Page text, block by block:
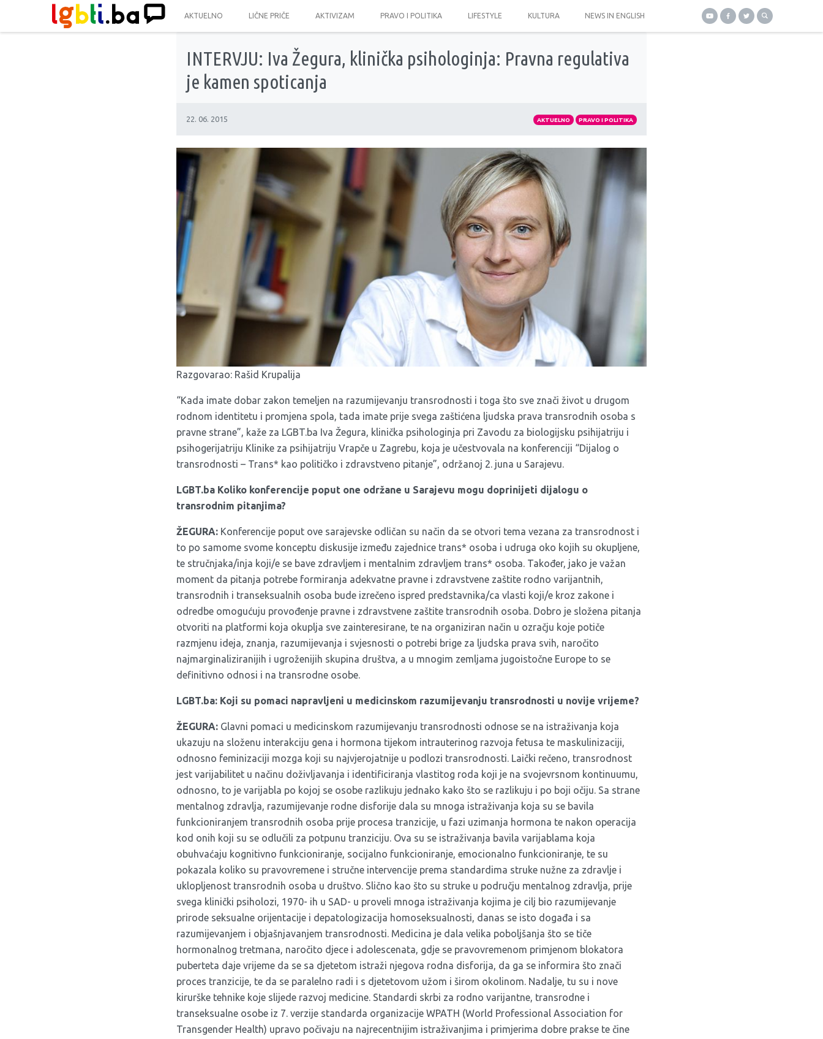
AKTUELNO LIČNE PRIČE AKTIVIZAM PRAVO I POLITIKA LIFESTYLE KULTURA NEWS IN ENGLISH
INTERVJU: Iva Žegura, klinička psihologinja: Pravna regulativa
je kamen spoticanja
22. 06. 2015 AKTUELNO PRAVO I POLITIKA
Razgovarao: Rašid Krupalija
“Kada imate dobar zakon temeljen na razumijevanju transrodnosti i toga što sve znači život u drugom
rodnom identitetu i promjena spola, tada imate prije svega zaštićena ljudska prava transrodnih osoba s
pravne strane”, kaže za LGBT.ba Iva Žegura, klinička psihologinja pri Zavodu za biologijsku psihijatriju i
psihogerijatriju Klinike za psihijatriju Vrapče u Zagrebu, koja je učestvovala na konferenciji “Dijalog o
transrodnosti – Trans* kao političko i zdravstveno pitanje”, održanoj 2. juna u Sarajevu.
LGBT.ba Koliko konferencije poput one održane u Sarajevu mogu doprinijeti dijalogu o
transrodnim pitanjima?
ŽEGURA: Konferencije poput ove sarajevske odličan su način da se otvori tema vezana za transrodnost i
to po samome svome konceptu diskusije između zajednice trans* osoba i udruga oko kojih su okupljene,
te stručnjaka/inja koji/e se bave zdravljem i mentalnim zdravljem trans* osoba. Također, jako je važan
moment da pitanja potrebe formiranja adekvatne pravne i zdravstvene zaštite rodno varijantnih,
transrodnih i transeksualnih osoba bude izrečeno ispred predstavnika/ca vlasti koji/e kroz zakone i
odredbe omogućuju provođenje pravne i zdravstvene zaštite transrodnih osoba. Dobro je složena pitanja
otvoriti na platformi koja okuplja sve zainteresirane, te na organiziran način u ozračju koje potiče
razmjenu ideja, znanja, razumijevanja i svjesnosti o potrebi brige za ljudska prava svih, naročito
najmarginaliziranijih i ugroženijih skupina društva, a u mnogim zemljama jugoistočne Europe to se
definitivno odnosi i na transrodne osobe.
LGBT.ba: Koji su pomaci napravljeni u medicinskom razumijevanju transrodnosti u novije vrijeme?
ŽEGURA: Glavni pomaci u medicinskom razumijevanju transrodnosti odnose se na istraživanja koja
ukazuju na složenu interakciju gena i hormona tijekom intrauterinog razvoja fetusa te maskulinizaciji,
odnosno feminizaciji mozga koji su najvjerojatnije u podlozi transrodnosti. Laički rečeno, transrodnost
jest varijabilitet u načinu doživljavanja i identificiranja vlastitog roda koji je na svojevrsnom kontinuumu,
odnosno, to je varijabla po kojoj se osobe razlikuju jednako kako što se razlikuju i po boji očiju. Sa strane
mentalnog zdravlja, razumijevanje rodne disforije dala su mnoga istraživanja koja su se bavila
funkcioniranjem transrodnih osoba prije procesa tranzicije, u fazi uzimanja hormona te nakon operacija
kod onih koji su se odlučili za potpunu tranziciju. Ova su se istraživanja bavila varijablama koja
obuhvaćaju kognitivno funkcioniranje, socijalno funkcioniranje, emocionalno funkcioniranje, te su
pokazala koliko su pravovremene i stručne intervencije prema standardima struke nužne za zdravlje i
uklopljenost transrodnih osoba u društvo. Slično kao što su struke u području mentalnog zdravlja, prije
svega klinički psiholozi, 1970- ih u SAD- u proveli mnoga istraživanja kojima je cilj bio razumijevanje
prirode seksualne orijentacije i depatologizacija homoseksualnosti, danas se isto događa i sa
razumijevanjem i objašnjavanjem transrodnosti. Medicina je dala velika poboljšanja što se tiče
hormonalnog tretmana, naročito djece i adolescenata, gdje se pravovremenom primjenom blokatora
puberteta daje vrijeme da se sa djetetom istraži njegova rodna disforija, da ga se informira što znači
proces tranzicije, te da se paralelno radi i s djetetovom užom i širom okolinom. Nadalje, tu su i nove
kirurške tehnike koje slijede razvoj medicine. Standardi skrbi za rodno varijantne, transrodne i
transeksualne osobe iz 7. verzije standarda organizacije WPATH (World Professional Association for
Transgender Health) upravo počivaju na najrecentnijim istraživanjima i primjerima dobre prakse te čine